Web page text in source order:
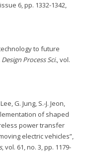
6, pp. 1332-1342,
to future
Design Process Sci., vol.
G. Jung, S.-J. Jeon,
of shaped
power transfer
electric vehicles”,
, vol. 61, no. 3, pp. 1179-